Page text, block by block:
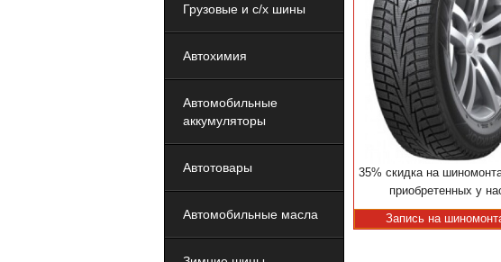
Грузовые и с/х шины
Автохимия
Автомобильные
аккумуляторы
Автотовары
Автомобильные масла
35% скидка на
приобретенных у
Запись на